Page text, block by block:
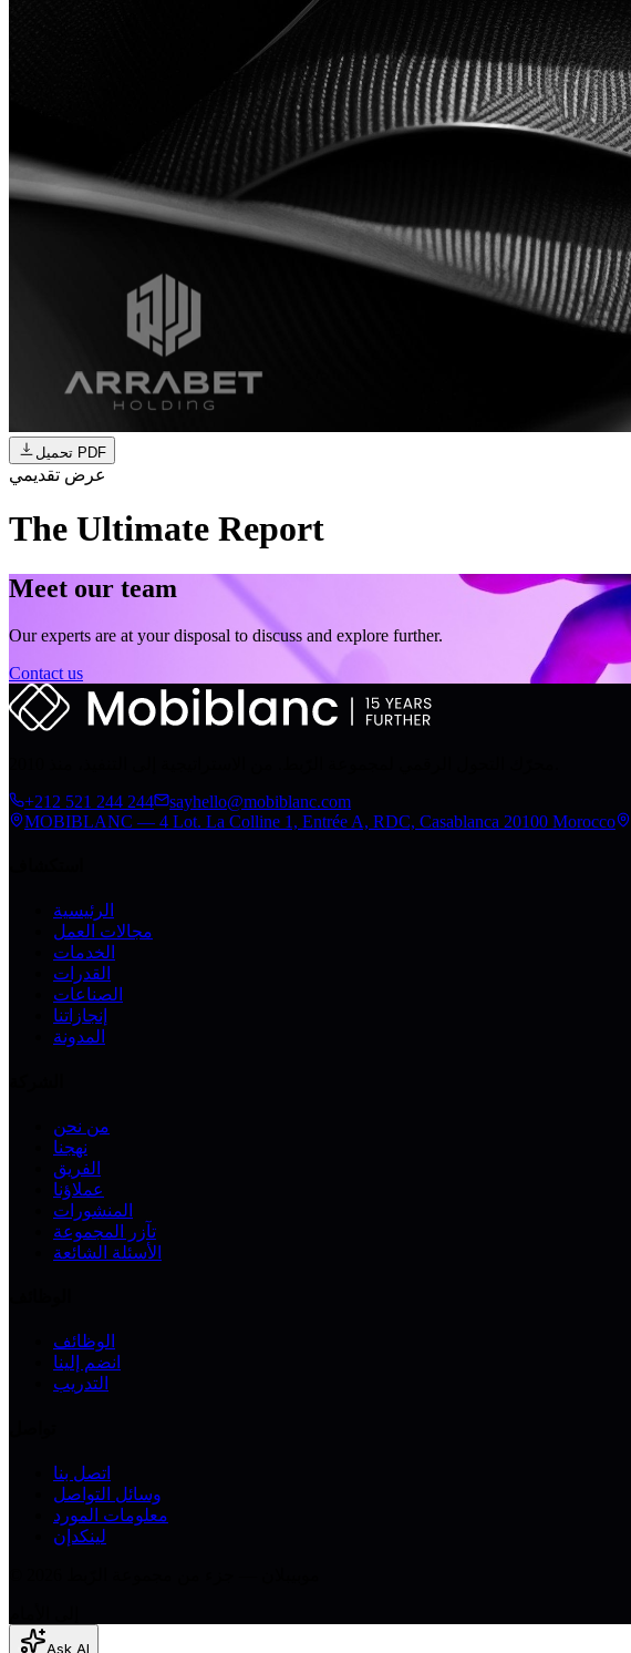
تحميل PDF
عرض تقديمي
The Ultimate Report
Meet our team
Our experts are at your disposal to discuss and explore further.
Contact us
+212 521 244 244
sayhello@mobiblanc.com
MOBIBLANC — 4 Lot. La Colline 1, Entrée A, RDC, Casablanca 20100 Morocco
الرئيسية
مجالات العمل
الخدمات
القدرات
الصناعات
إنجازاتنا
المدونة
من نحن
نهجنا
الفريق
عملاؤنا
المنشورات
تآزر المجموعة
الأسئلة الشائعة
الوظائف
انضم إلينا
التدريب
اتصل بنا
وسائل التواصل
معلومات المورد
لينكدإن
Ask AI